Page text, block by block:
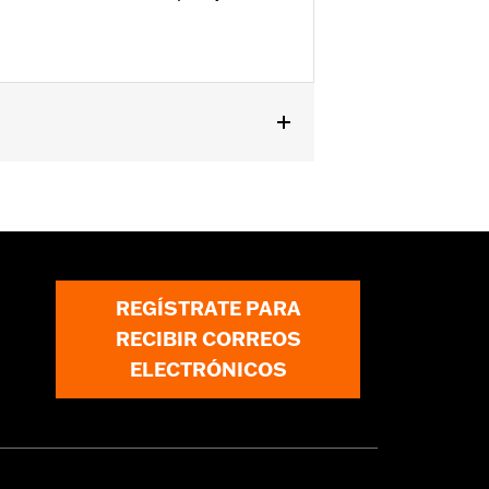
REGÍSTRATE PARA
RECIBIR CORREOS
ELECTRÓNICOS